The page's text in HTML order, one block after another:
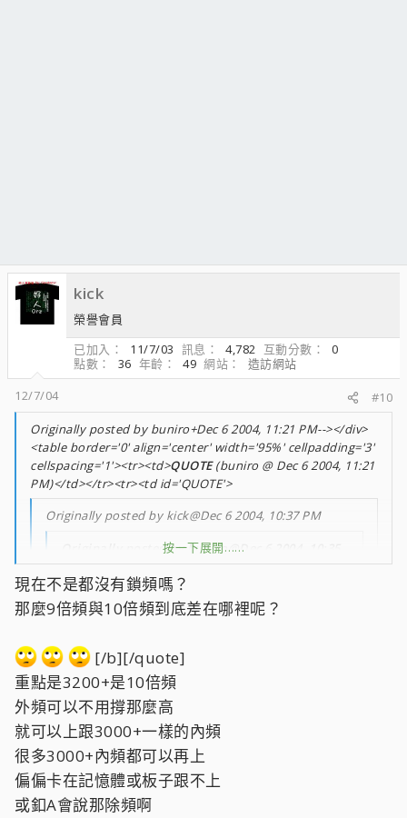
kick
榮譽會員
已加入
11/7/03 訊息 4,782 互動分數
0
點數
36 年齡 49 網站
造訪網站
12/7/04
#10
Originally posted by buniro+Dec 6 2004, 11:21 PM--></div>
<table border='0' align='center' width='95%' cellpadding='3'
cellspacing='1'><tr><td>QUOTE(buniro @ Dec 6 2004, 11:21
PM)</td></tr><tr><td id='QUOTE'>
Originally posted by kick@Dec 6 2004, 10:37 PM
Originally posted by buniro@Dec 6 2004, 10:35
PM
<!--QuoteBegin-kick按一下展開……
按一下展開……
@Dec 6 2004, 10:15 PM
挖哩咧~~~0441spmw大家猛拋
按一下展開……
重點在Super Pi 1M能跑幾秒？
按一下展開……
說白一點就是沒有好的板子和記憶體
9倍頻的3000+一樣沒搞頭
按一下展開……
現在不是都沒有鎖頻嗎？
那麼9倍頻與10倍頻到底差在哪裡呢？
[/b][/quote]
重點是3200+是10倍頻
外頻可以不用撐那麼高
就可以上跟3000+一樣的內頻
很多3000+內頻都可以再上
偏偏卡在記憶體或板子跟不上
或釦A會說那除頻啊